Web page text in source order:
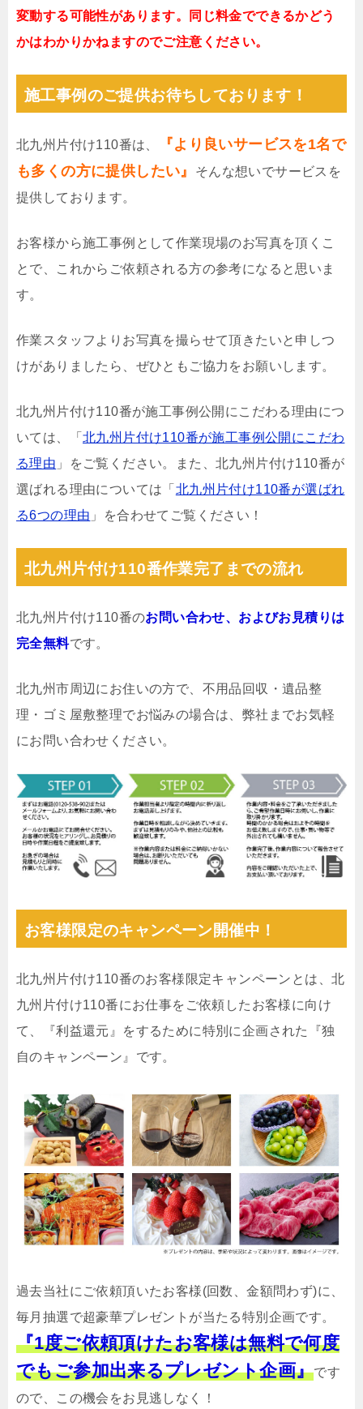
変動する可能性があります。同じ料金でできるかどう
かはわかりかねますのでご注意ください。
施工事例のご提供お待ちしております！
北九州片付け110番は、
『より良いサービスを1名で
も多くの方に提供したい』
そんな想いでサービスを
提供しております。
お客様から施工事例として作業現場のお写真を頂くこ
とで、これからご依頼される方の参考になると思いま
す。
作業スタッフよりお写真を撮らせて頂きたいと申しつ
けがありましたら、ぜひともご協力をお願いします。
北九州片付け110番が施工事例公開にこだわる理由につ
いては、「 北九州片付け110番が施工事例公開にこだわ
る理由 」をご覧ください。また、北九州片付け110番が
選ばれる理由については「 北九州片付け110番が選ばれ
る6つの理由 」を合わせてご覧ください！
北九州片付け110番作業完了までの流れ
北九州片付け110番のお問い合わせ、およびお見積りは
完全無料です。
北九州市周辺にお住いの方で、不用品回収・遺品整
理・ゴミ屋敷整理でお悩みの場合は、弊社までお気軽
にお問い合わせください。
お客様限定のキャンペーン開催中！
北九州片付け110番のお客様限定キャンペーンとは、北
九州片付け110番にお仕事をご依頼したお客様に向け
て、『利益還元』をするために特別に企画された『独
自のキャンペーン』です。
過去当社にご依頼頂いたお客様(回数、金額問わず)に、
毎月抽選で超豪華プレゼントが当たる特別企画です。
『1度ご依頼頂けたお客様は無料で何度
でもご参加出来るプレゼント企画』です
ので、この機会をお見逃しなく！